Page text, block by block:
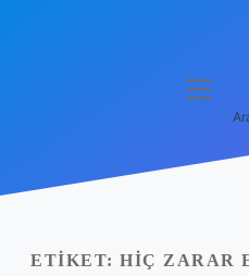
Yasal Uyarı
menüyü
ETIKET: HIÇ ZARAR